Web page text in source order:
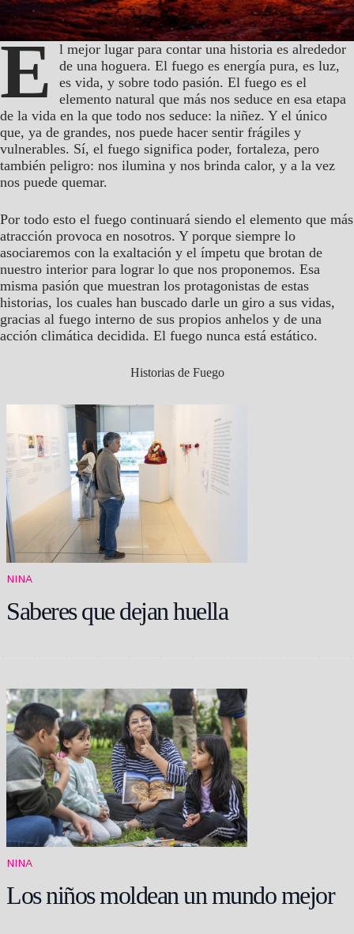
E
l mejor lugar para contar una historia es alrededor
de una hoguera. El fuego es energía pura, es luz,
es vida, y sobre todo pasión. El fuego es el
elemento natural que más nos seduce en esa etapa
de la vida en la que todo nos seduce: la niñez. Y el único
que, ya de grandes, nos puede hacer sentir frágiles y
vulnerables. Sí, el fuego significa poder, fortaleza, pero
también peligro: nos ilumina y nos brinda calor, y a la vez
nos puede quemar.
Por todo esto el fuego continuará siendo el elemento que más
atracción provoca en nosotros. Y porque siempre lo
asociaremos con la exaltación y el ímpetu que brotan de
nuestro interior para lograr lo que nos proponemos. Esa
misma pasión que muestran los protagonistas de estas
historias, los cuales han buscado darle un giro a sus vidas,
gracias al fuego interno de sus propios anhelos y de una
acción climática decidida. El fuego nunca está estático.
Historias de Fuego
NINA
Saberes que dejan huella
NINA
Los niños moldean un mundo mejor